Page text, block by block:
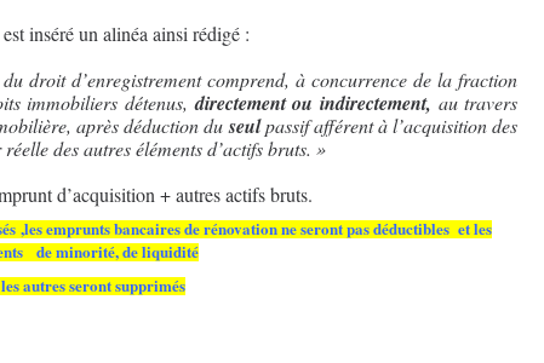
inséré un alinéa ainsi rédigé :
droit d’enregistrement comprend, à concurrence de la fraction
immobiliers détenus,directement ou indirectement, au travers
après déduction duseulpassif afférent à l’acquisition des
des autres éléments d’actifs bruts. »
d’acquisition + autres actifs bruts.
,les emprunts bancaires de rénovation ne seront pas déductibles etles
de minorité, de liquidité
autres seront supprimés